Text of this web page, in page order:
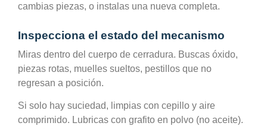
cambias piezas, o instalas una nueva completa.
Inspecciona el estado del mecanismo
Miras dentro del cuerpo de cerradura. Buscas óxido,
piezas rotas, muelles sueltos, pestillos que no
regresan a posición.
Si solo hay suciedad, limpias con cepillo y aire
comprimido. Lubricas con grafito en polvo (no aceite).